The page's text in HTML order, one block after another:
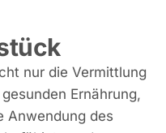
nur die Vermittlung
Ernährung,
Anwendung des